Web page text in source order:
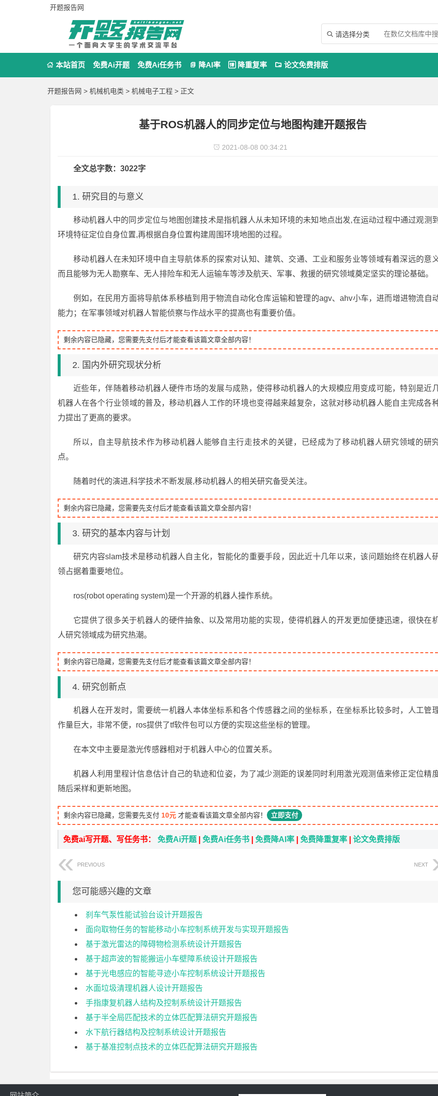
开题报告网
 请选择分类
 本站首页 免费Ai开题 免费Ai任务书  降AI率  降重复率  论文免费排版
开题报告网 > 机械机电类 > 机械电子工程 > 正文
基于ROS机器人的同步定位与地图构建开题报告
 2021-08-08 00:34:21
全文总字数：3022字
1. 研究目的与意义
移动机器人中的同步定位与地图创建技术是指机器人从未知环境的未知地点出发,在运动过程中通过观测
环境特征定位自身位置,再根据自身位置构建周围环境地图的过程。
移动机器人在未知环境中自主导航体系的探索对认知、建筑、交通、工业和服务业等领域有着深远的意义
而且能够为无人勘察车、无人排险车和无人运输车等涉及航天、军事、救援的研究领域奠定坚实的理论基础。
例如，在民用方面将导航体系移植到用于物流自动化仓库运输和管理的agv、ahv小车，进而增进物流自
能力；在军事领域对机器人智能侦察与作战水平的提高也有重要价值。
剩余内容已隐藏，您需要先支付后才能查看该篇文章全部内容！
2. 国内外研究现状分析
近些年，伴随着移动机器人硬件市场的发展与成熟，使得移动机器人的大规模应用变成可能，特别是近
机器人在各个行业领域的普及，移动机器人工作的环境也变得越来越复杂，这就对移动机器人能自主完成各
力提出了更高的要求。
所以，自主导航技术作为移动机器人能够自主行走技术的关键，已经成为了移动机器人研究领域的研
点。
随着时代的演进,科学技术不断发展,移动机器人的相关研究备受关注。
剩余内容已隐藏，您需要先支付后才能查看该篇文章全部内容！
3. 研究的基本内容与计划
研究内容slam技术是移动机器人自主化，智能化的重要手段，因此近十几年以来，该问题始终在机器人
领占据着重要地位。
ros(robot operating system)是一个开源的机器人操作系统。
它提供了很多关于机器人的硬件抽象、以及常用功能的实现，使得机器人的开发更加便捷迅速，很快在
人研究领域成为研究热潮。
剩余内容已隐藏，您需要先支付后才能查看该篇文章全部内容！
4. 研究创新点
机器人在开发时，需要统一机器人本体坐标系和各个传感器之间的坐标系，在坐标系比较多时，人工管
作量巨大，非常不便，ros提供了tf软件包可以方便的实现这些坐标的管理。
在本文中主要是激光传感器相对于机器人中心的位置关系。
机器人利用里程计信息估计自己的轨迹和位姿，为了减少测距的误差同时利用激光观测值来修正定位精度
随后采样和更新地图。
剩余内容已隐藏，您需要先支付 10元 才能查看该篇文章全部内容！ 立即支付
免费ai写开题、写任务书： 免费Ai开题 免费Ai任务书 免费降AI率 免费降重复率 论文免费排版
PREVIOUS NEXT
您可能感兴趣的文章
刹车气泵性能试验台设计开题报告
面向取物任务的智能移动小车控制系统开发与实现开题报告
基于激光雷达的障碍物检测系统设计开题报告
基于超声波的智能搬运小车壁障系统设计开题报告
基于光电感应的智能寻迹小车控制系统设计开题报告
水面垃圾清理机器人设计开题报告
手指康复机器人结构及控制系统设计开题报告
基于半全局匹配技术的立体匹配算法研究开题报告
水下航行器结构及控制系统设计开题报告
基于基准控制点技术的立体匹配算法研究开题报告